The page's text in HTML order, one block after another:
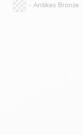
- Antikes Bronze